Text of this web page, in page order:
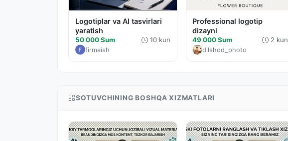
Logotiplar va AI tasvirlari
yaratish
50 000 Sum 10 kun
firmaish
Professional logotip
dizayni
49 000 Sum 2 kun
dilshod_photo
SOTUVCHINING BOSHQA XIZMATLARI